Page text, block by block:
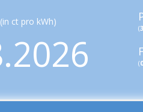
(in ct pro kWh)
(
(